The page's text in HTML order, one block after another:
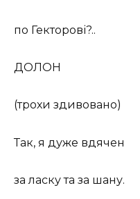
по Гекторові?..
ДОЛОН
(трохи здивовано)
Так, я дуже вдячен
за ласку та за шану.